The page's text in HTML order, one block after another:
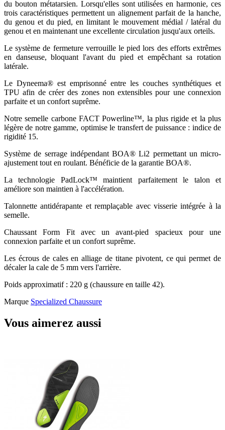
du bouton métatarsien. Lorsqu'elles sont utilisées en harmonie, ces
trois caractéristiques permettent un alignement parfait de la hanche,
du genou et du pied, en limitant le mouvement médial / latéral du
genou et en maintenant une excellente circulation jusqu'aux orteils.
Le système de fermeture verrouille le pied lors des efforts extrêmes
en danseuse, bloquant l'avant du pied et empêchant sa rotation
latérale.
Le Dyneema® est emprisonné entre les couches synthétiques et
TPU afin de créer des zones non extensibles pour une connexion
parfaite et un confort suprême.
Notre semelle carbone FACT Powerline™, la plus rigide et la plus
légère de notre gamme, optimise le transfert de puissance : indice de
rigidité 15.
Système de serrage indépendant BOA® Li2 permettant un micro-
ajustement tout en roulant. Bénéficie de la garantie BOA®.
La technologie PadLock™ maintient parfaitement le talon et
améliore son maintien à l'accélération.
Talonnette antidérapante et remplaçable avec visserie intégrée à la
semelle.
Chaussant Form Fit avec un avant-pied spacieux pour une
connexion parfaite et un confort suprême.
Les écrous de cales en alliage de titane pivotent, ce qui permet de
décaler la cale de 5 mm vers l'arrière.
Poids approximatif : 220 g (chaussure en taille 42).
Marque Specialized Chaussure
Vous aimerez aussi